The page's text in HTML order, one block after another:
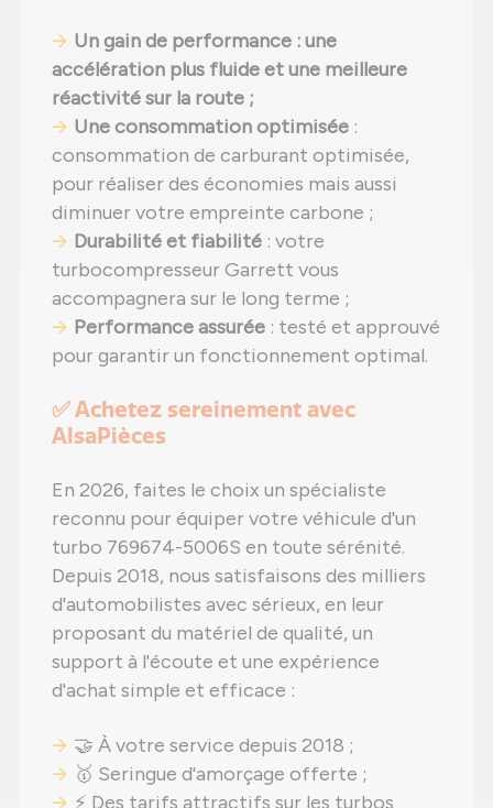
Un gain de performance : une
accélération plus fluide et une meilleure
réactivité sur la route ;
Une consommation optimisée :
consommation de carburant optimisée,
pour réaliser des économies mais aussi
diminuer votre empreinte carbone ;
Durabilité et fiabilité : votre
turbocompresseur Garrett vous
accompagnera sur le long terme ;
Performance assurée : testé et approuvé
pour garantir un fonctionnement optimal.
✅ Achetez sereinement avec
AlsaPièces
En 2026, faites le choix un spécialiste
reconnu pour équiper votre véhicule d'un
turbo 769674-5006S en toute sérénité.
Depuis 2018, nous satisfaisons des milliers
d'automobilistes avec sérieux, en leur
proposant du matériel de qualité, un
support à l'écoute et une expérience
d'achat simple et efficace :
🤝 À votre service depuis 2018 ;
🥇 Seringue d'amorçage offerte ;
⚡ Des tarifs attractifs sur les turbos